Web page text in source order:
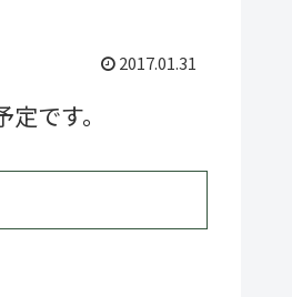
2017.01.31
です。